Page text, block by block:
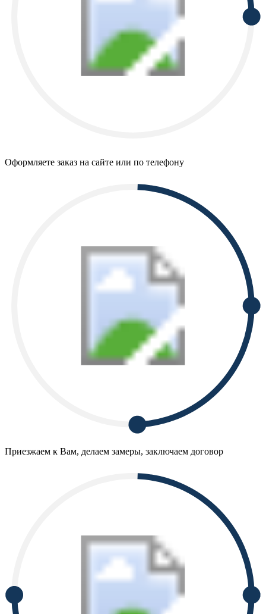
Оформляете заказ на сайте или по телефону
Приезжаем к Вам, делаем замеры, заключаем договор